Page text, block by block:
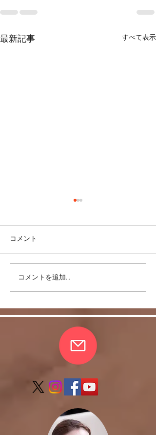
最新記事 すべて表示
スキルを身につけて豊か
な日常を！
コメント
コメントを追加…